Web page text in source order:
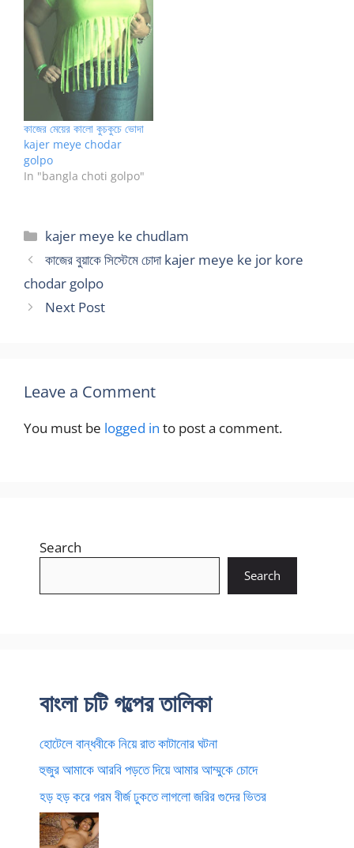
কাজের মেয়ের কালো কুচকুচে ভোদা
kajer meye chodar
golpo
In "bangla choti golpo"
Categories
kajer meye ke chudlam
কাজের বুয়াকে সিস্টেমে চোদা kajer meye ke jor kore
chodar golpo
Next Post
Leave a Comment
You must be logged in to post a comment.
Search
Search
বাংলা চটি গল্পের তালিকা
হোটেলে বান্ধবীকে নিয়ে রাত কাটানোর ঘটনা
হুজুর আমাকে আরবি পড়তে দিয়ে আমার আম্মুকে চোদে
হড় হড় করে গরম বীর্জ ঢুকতে লাগলো জরির গুদের ভিতর